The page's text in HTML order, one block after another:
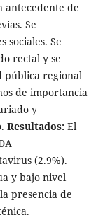
antecedente de
Se
sociales. Se
rectal y se
pública regional
de importancia
y
Resultados:El
(2.9%).
y bajo nivel
presencia de